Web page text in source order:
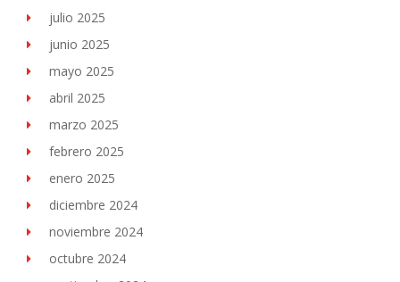
julio 2025
junio 2025
mayo 2025
abril 2025
marzo 2025
febrero 2025
enero 2025
diciembre 2024
noviembre 2024
octubre 2024